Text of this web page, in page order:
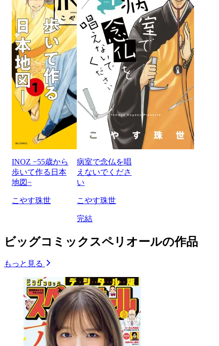
INOZ −55歳から
歩いて作る日本
地図−
こやす珠世
病室で念仏を唱
えないでくださ
い
こやす珠世
完結
ビッグコミックスペリオールの作品
もっと見る